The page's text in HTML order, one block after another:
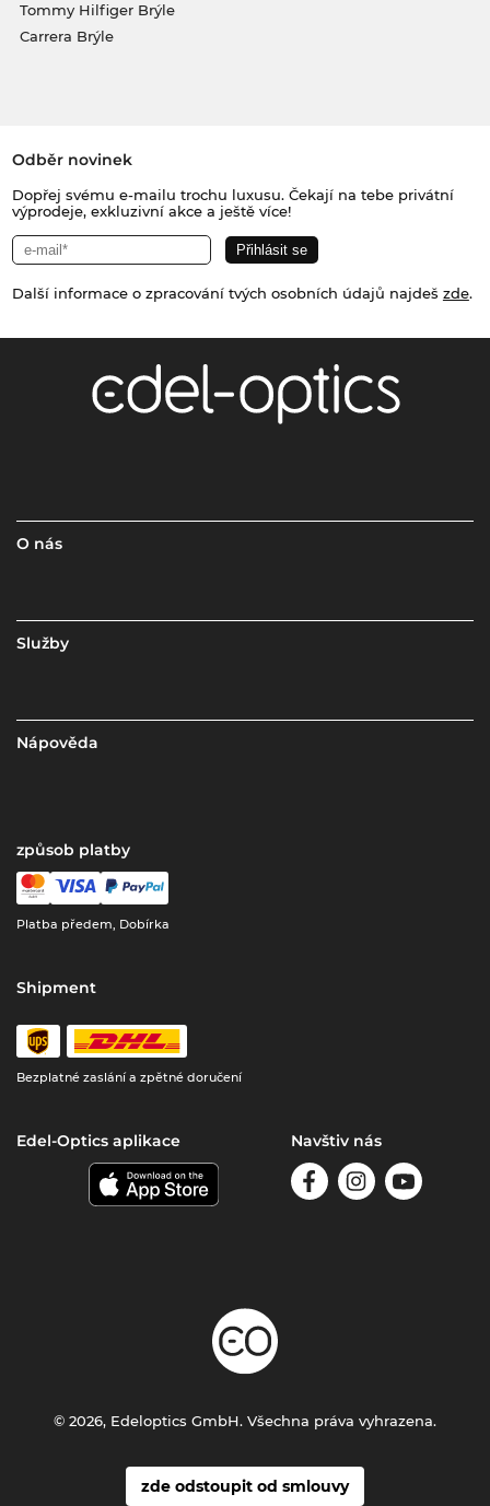
Tommy Hilfiger Brýle
Carrera Brýle
Odběr novinek
Dopřej svému e-mailu trochu luxusu. Čekají na tebe privátní
výprodeje, exkluzivní akce a ještě více!
Další informace o zpracování tvých osobních údajů najdeš zde.
O nás
Služby
Nápověda
způsob platby
Platba předem, Dobírka
Shipment
Bezplatné zaslání a zpětné doručení
Edel-Optics aplikace Navštiv nás
zde odstoupit od smlouvy
© 2026, Edeloptics GmbH. Všechna práva vyhrazena.